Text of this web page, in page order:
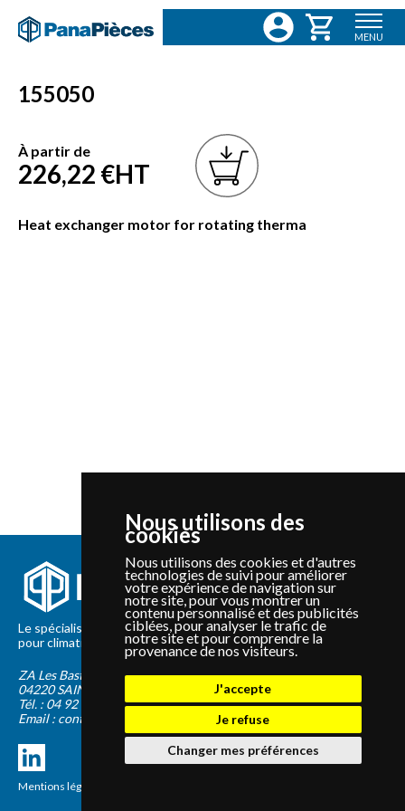
Nous utilisons des
cookies
Nous utilisons des cookies et d'autres
technologies de suivi pour améliorer
votre expérience de navigation sur
notre site, pour vous montrer un
contenu personnalisé et des publicités
ciblées, pour analyser le trafic de
notre site et pour comprendre la
provenance de nos visiteurs.
J'accepte
Je refuse
Changer mes préférences
MENU
155050
À partir de
226,22 €HT
Heat exchanger motor for rotating therma
Le spécialiste depuis 2012 de la vente de pièces détachées
pour climatisation et Pompe à Chaleur Panasonic et Sanyo
ZA Les Bastides Blanches
04220 SAINTE-TULLE
Tél. : 04 92 75 89 55
Email : contact@panapieces.com
Mentions légales